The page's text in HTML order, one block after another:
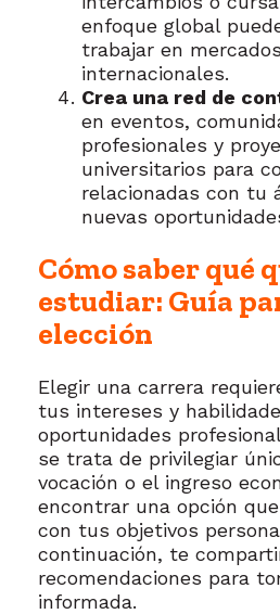
enfoque global
trabajar en
internacionales.
Crea una red de
en eventos,
profesionales y
universitarios para
relacionadas con tu
nuevas
Cómo saber qué
estudiar: Guía
elección
Elegir una carrera
tus intereses y
oportunidades
se trata de privilegiar
vocación o el ingreso
encontrar una opción
con tus objetivos
continuación, te
recomendaciones para
informada.